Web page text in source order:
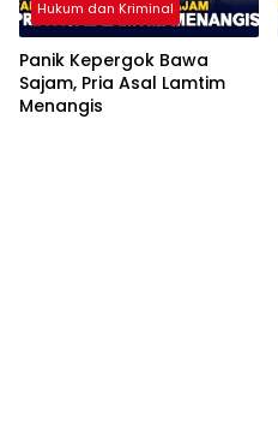
Hukum dan Kriminal
Panik Kepergok Bawa
Sajam, Pria Asal Lamtim
Menangis